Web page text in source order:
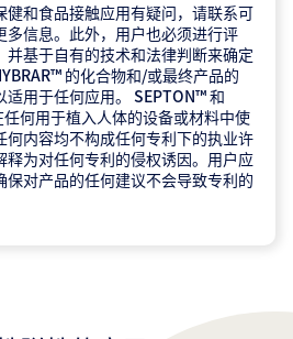
健和食品接触应用有疑问，请联系可
多信息。此外，用户也必须进行评
并基于自有的技术和法律判断来确定
的化合物和/或最终产品的
适用于任何应用。 SEPTON™ 和
任何用于植入人体的设备或材料中使
何内容均不构成任何专利下的执业许
释为对任何专利的侵权诱因。用户应
保对产品的任何建议不会导致专利的